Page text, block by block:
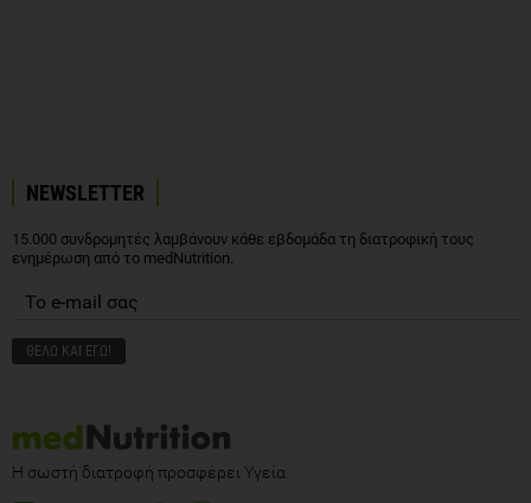
NEWSLETTER
15.000 συνδρομητές λαμβάνουν κάθε εβδομάδα τη διατροφική τους
ενημέρωση από το medNutrition.
Η σωστή διατροφή προσφέρει Υγεία